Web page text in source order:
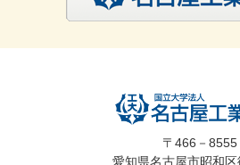
〒466－8555
愛知県名古屋市昭和